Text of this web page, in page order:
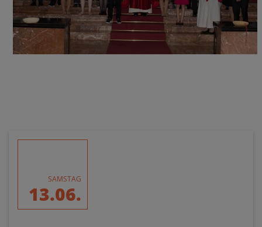
SAMSTAG
13.06.